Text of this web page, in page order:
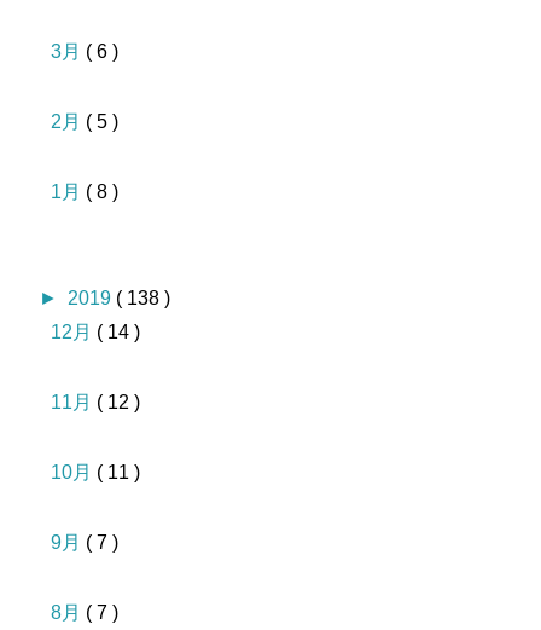
3月 ( 6 )
2月 ( 5 )
1月 ( 8 )
► 2019 ( 138 )
12月 ( 14 )
11月 ( 12 )
10月 ( 11 )
9月 ( 7 )
8月 ( 7 )